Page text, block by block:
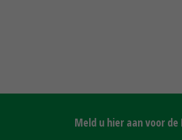
Meld u hier aan voor